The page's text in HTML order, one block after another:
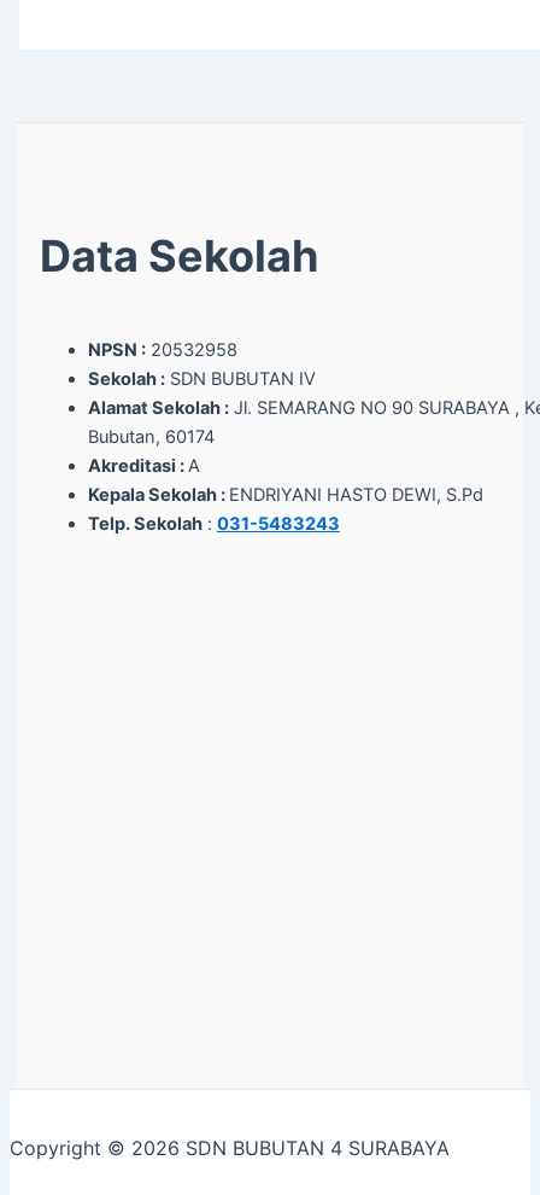
Data Sekolah
NPSN : 20532958
Sekolah : SDN BUBUTAN IV
Alamat Sekolah : Jl. SEMARANG NO 90 SURABAYA ,
Bubutan, 60174
Akreditasi :A
Kepala Sekolah : ENDRIYANI HASTO DEWI, S.Pd
Telp. Sekolah : 031-5483243
Copyright © 2026 SDN BUBUTAN 4 SURABAYA